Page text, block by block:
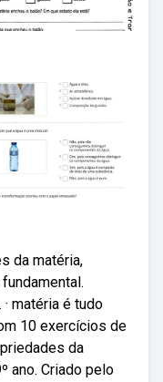
da matéria,
matéria é tudo
10 exercícios de
da
ano. Criado pelo